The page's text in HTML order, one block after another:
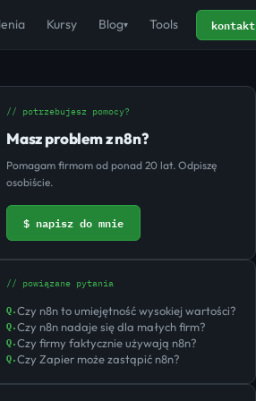
Kursy Blog▾ Tools kontakt
// potrzebujesz pomocy?
Masz problem z n8n?
Pomagam firmom od ponad 20 lat. Odpiszę
osobiście.
$ napisz do mnie
// powiązane pytania
Q.Czy n8n to umiejętność wysokiej wartości?
Q.Czy n8n nadaje się dla małych firm?
Q.Czy firmy faktycznie używają n8n?
Q.Czy Zapier może zastąpić n8n?